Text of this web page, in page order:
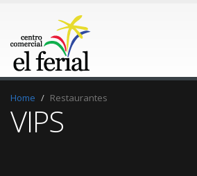
Home Restaurantes
VIPS